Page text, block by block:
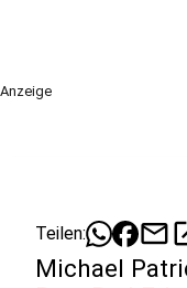
Anzeige
Teilen: mail
Michael